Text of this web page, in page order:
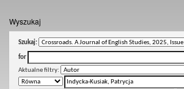
Wyszukaj
Szukaj:
for
Aktualne filtry: